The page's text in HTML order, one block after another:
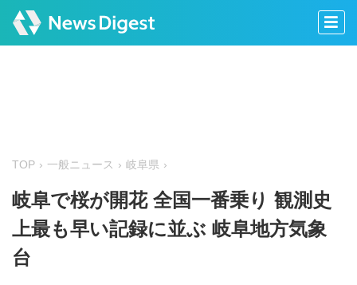
TOP 一般ニュース 岐阜県
岐阜で桜が開花 全国一番乗り 観測史
上最も早い記録に並ぶ 岐阜地方気象
台